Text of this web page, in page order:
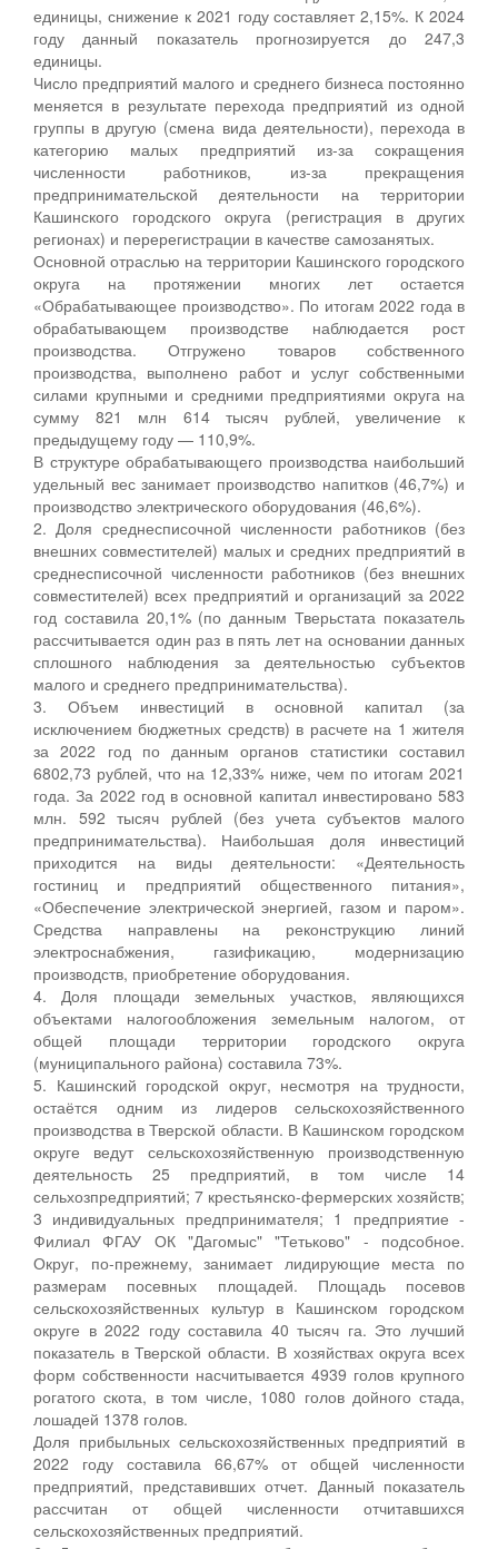
единицы, снижение к 2021 году составляет 2,15%. К 2024
году данный показатель прогнозируется до 247,3
единицы.
Число предприятий малого и среднего бизнеса постоянно
меняется в результате перехода предприятий из одной
группы в другую (смена вида деятельности), перехода в
категорию малых предприятий из-за сокращения
численности работников, из-за прекращения
предпринимательской деятельности на территории
Кашинского городского округа (регистрация в других
регионах) и перерегистрации в качестве самозанятых.
Основной отраслью на территории Кашинского городского
округа на протяжении многих лет остается
«Обрабатывающее производство». По итогам 2022 года в
обрабатывающем производстве наблюдается рост
производства. Отгружено товаров собственного
производства, выполнено работ и услуг собственными
силами крупными и средними предприятиями округа на
сумму 821 млн 614 тысяч рублей, увеличение к
предыдущему году — 110,9%.
В структуре обрабатывающего производства наибольший
удельный вес занимает производство напитков (46,7%) и
производство электрического оборудования (46,6%).
2. Доля среднесписочной численности работников (без
внешних совместителей) малых и средних предприятий в
среднесписочной численности работников (без внешних
совместителей) всех предприятий и организаций за 2022
год составила 20,1% (по данным Тверьстата показатель
рассчитывается один раз в пять лет на основании данных
сплошного наблюдения за деятельностью субъектов
малого и среднего предпринимательства).
3. Объем инвестиций в основной капитал (за
исключением бюджетных средств) в расчете на 1 жителя
за 2022 год по данным органов статистики составил
6802,73 рублей, что на 12,33% ниже, чем по итогам 2021
года. За 2022 год в основной капитал инвестировано 583
млн. 592 тысяч рублей (без учета субъектов малого
предпринимательства). Наибольшая доля инвестиций
приходится на виды деятельности: «Деятельность
гостиниц и предприятий общественного питания»,
«Обеспечение электрической энергией, газом и паром».
Средства направлены на реконструкцию линий
электроснабжения, газификацию, модернизацию
производств, приобретение оборудования.
4. Доля площади земельных участков, являющихся
объектами налогообложения земельным налогом, от
общей площади территории городского округа
(муниципального района) составила 73%.
5. Кашинский городской округ, несмотря на трудности,
остаётся одним из лидеров сельскохозяйственного
производства в Тверской области. В Кашинском городском
округе ведут сельскохозяйственную производственную
деятельность 25 предприятий, в том числе 14
сельхозпредприятий; 7 крестьянско-фермерских хозяйств;
3 индивидуальных предпринимателя; 1 предприятие -
Филиал ФГАУ ОК "Дагомыс" "Тетьково" - подсобное.
Округ, по-прежнему, занимает лидирующие места по
размерам посевных площадей. Площадь посевов
сельскохозяйственных культур в Кашинском городском
округе в 2022 году составила 40 тысяч га. Это лучший
показатель в Тверской области. В хозяйствах округа всех
форм собственности насчитывается 4939 голов крупного
рогатого скота, в том числе, 1080 голов дойного стада,
лошадей 1378 голов.
Доля прибыльных сельскохозяйственных предприятий в
2022 году составила 66,67% от общей численности
предприятий, представивших отчет. Данный показатель
рассчитан от общей численности отчитавшихся
сельскохозяйственных предприятий.